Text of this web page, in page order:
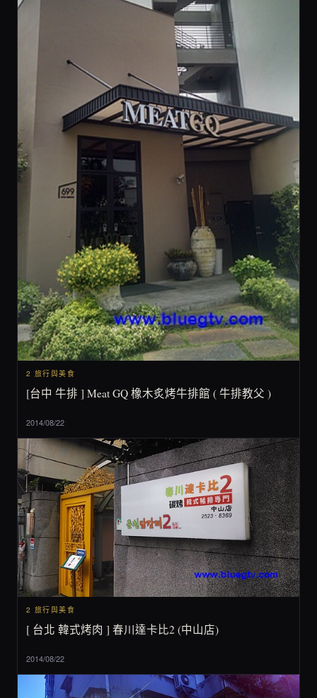
2 旅行與美食
[台中 牛排 ] Meat GQ 橡木炙烤牛排館 ( 牛排教父 )
2014/08/22
2 旅行與美食
[ 台北 韓式烤肉 ] 春川達卡比2 (中山店)
2014/08/22